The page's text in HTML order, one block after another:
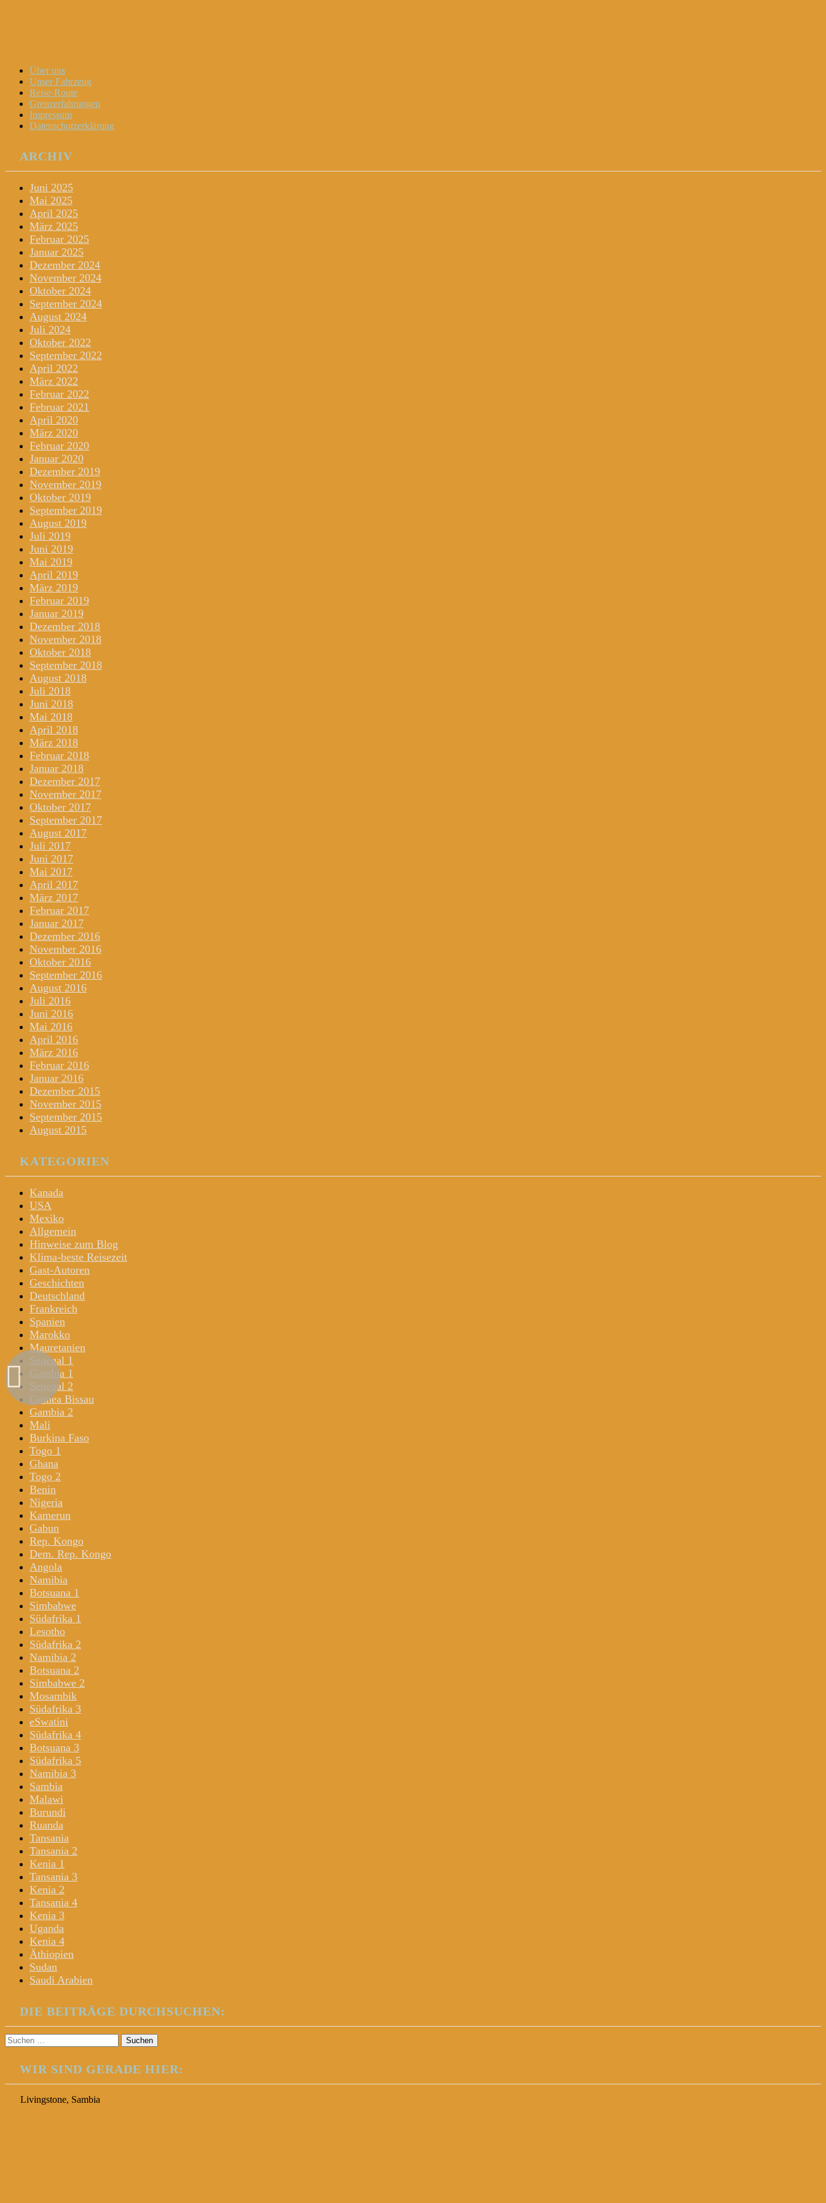
Menu
Widgets
Search
Skip
content
Über uns
Unser Fahrzeug
Reise-Route
Grenzerfahrungen
Impressum
Datenschutzerklärung
ARCHIV
Juni 2025
Mai 2025
April 2025
März 2025
Februar 2025
Januar 2025
Dezember 2024
November 2024
Oktober 2024
September 2024
August 2024
Juli 2024
Oktober 2022
September 2022
April 2022
März 2022
Februar 2022
Februar 2021
April 2020
März 2020
Februar 2020
Januar 2020
Dezember 2019
November 2019
Oktober 2019
September 2019
August 2019
Juli 2019
Juni 2019
Mai 2019
April 2019
März 2019
Februar 2019
Januar 2019
Dezember 2018
November 2018
Oktober 2018
September 2018
August 2018
Juli 2018
Juni 2018
Mai 2018
April 2018
März 2018
Februar 2018
Januar 2018
Dezember 2017
November 2017
Oktober 2017
September 2017
August 2017
Juli 2017
Juni 2017
Mai 2017
April 2017
März 2017
Februar 2017
Januar 2017
Dezember 2016
November 2016
Oktober 2016
September 2016
August 2016
Juli 2016
Juni 2016
Mai 2016
April 2016
März 2016
Februar 2016
Januar 2016
Dezember 2015
November 2015
September 2015
August 2015
KATEGORIEN
Kanada
USA
Mexiko
Allgemein
Hinweise zum Blog
Klima-beste Reisezeit
Gast-Autoren
Geschichten
Deutschland
Frankreich
Spanien
Marokko
Mauretanien
Senegal 1
Gambia 1
Senegal 2
Guinea Bissau
Gambia 2
Mali
Burkina Faso
Togo 1
Ghana
Togo 2
Benin
Nigeria
Kamerun
Gabun
Rep. Kongo
Dem. Rep. Kongo
Angola
Namibia
Botsuana 1
Simbabwe
Südafrika 1
Lesotho
Südafrika 2
Namibia 2
Botsuana 2
Simbabwe 2
Mosambik
Südafrika 3
eSwatini
Südafrika 4
Botsuana 3
Südafrika 5
Namibia 3
Sambia
Malawi
Burundi
Ruanda
Tansania
Tansania 2
Kenia 1
Tansania 3
Kenia 2
Tansania 4
Kenia 3
Uganda
Kenia 4
Äthiopien
Sudan
Saudi Arabien
DIE BEITRÄGE DURCHSUCHEN:
Suchen
nach:
WIR SIND GERADE HIER:
Livingstone, Sambia